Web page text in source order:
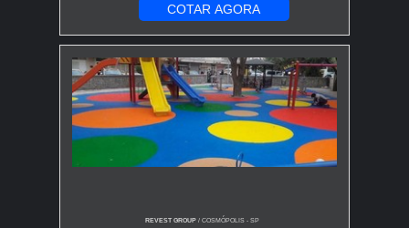
COTAR AGORA
REVEST GROUP/ COSMÓPOLIS - SP